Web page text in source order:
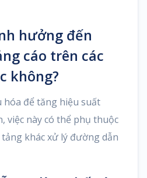
hưởng đến
cáo trên các
không?
hóa để tăng hiệu suất
việc này có thể phụ thuộc
tảng khác xử lý đường dẫn